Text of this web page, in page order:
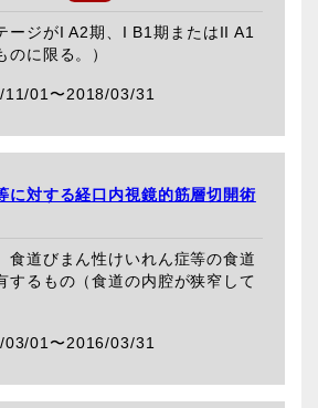
ージがI A2期、I B1期またはII A1
のに限る。）
11/01〜2018/03/31
に対する経口内視鏡的筋層切開術
食道びまん性けいれん症等の食道
するもの（食道の内腔が狭窄して
03/01〜2016/03/31